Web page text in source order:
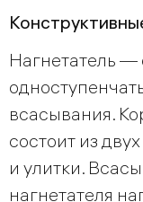
Нагнетатель
всасывания.
состоит из
и улитки.
нагнетателя